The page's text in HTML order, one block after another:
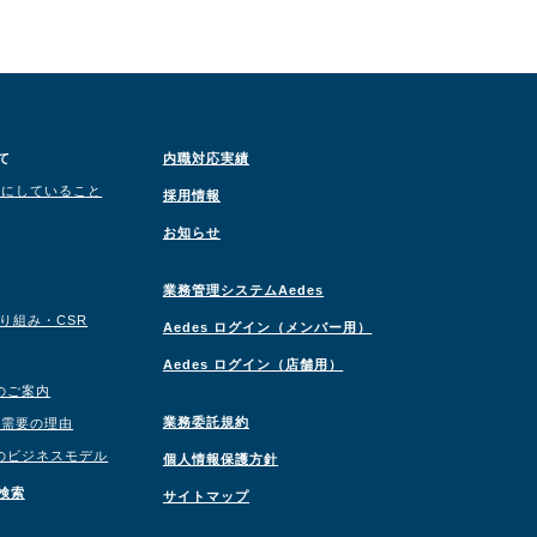
していること
組み・CSR
ご案内
要の理由
ビジネスモデル
索
内職対応実績
採用情報
お知らせ
業務管理システムAedes
Aedes ログイン（メンバー用）
Aedes ログイン（店舗用）
業務委託規約
個人情報保護方針
サイトマップ